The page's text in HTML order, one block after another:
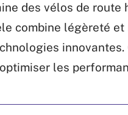
des vélos de route
combine légèreté
les